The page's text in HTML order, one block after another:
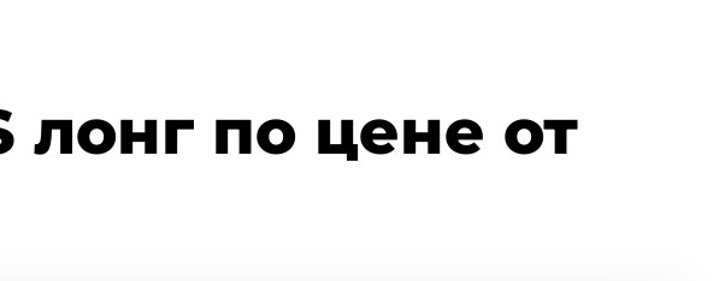
лонг по цене от